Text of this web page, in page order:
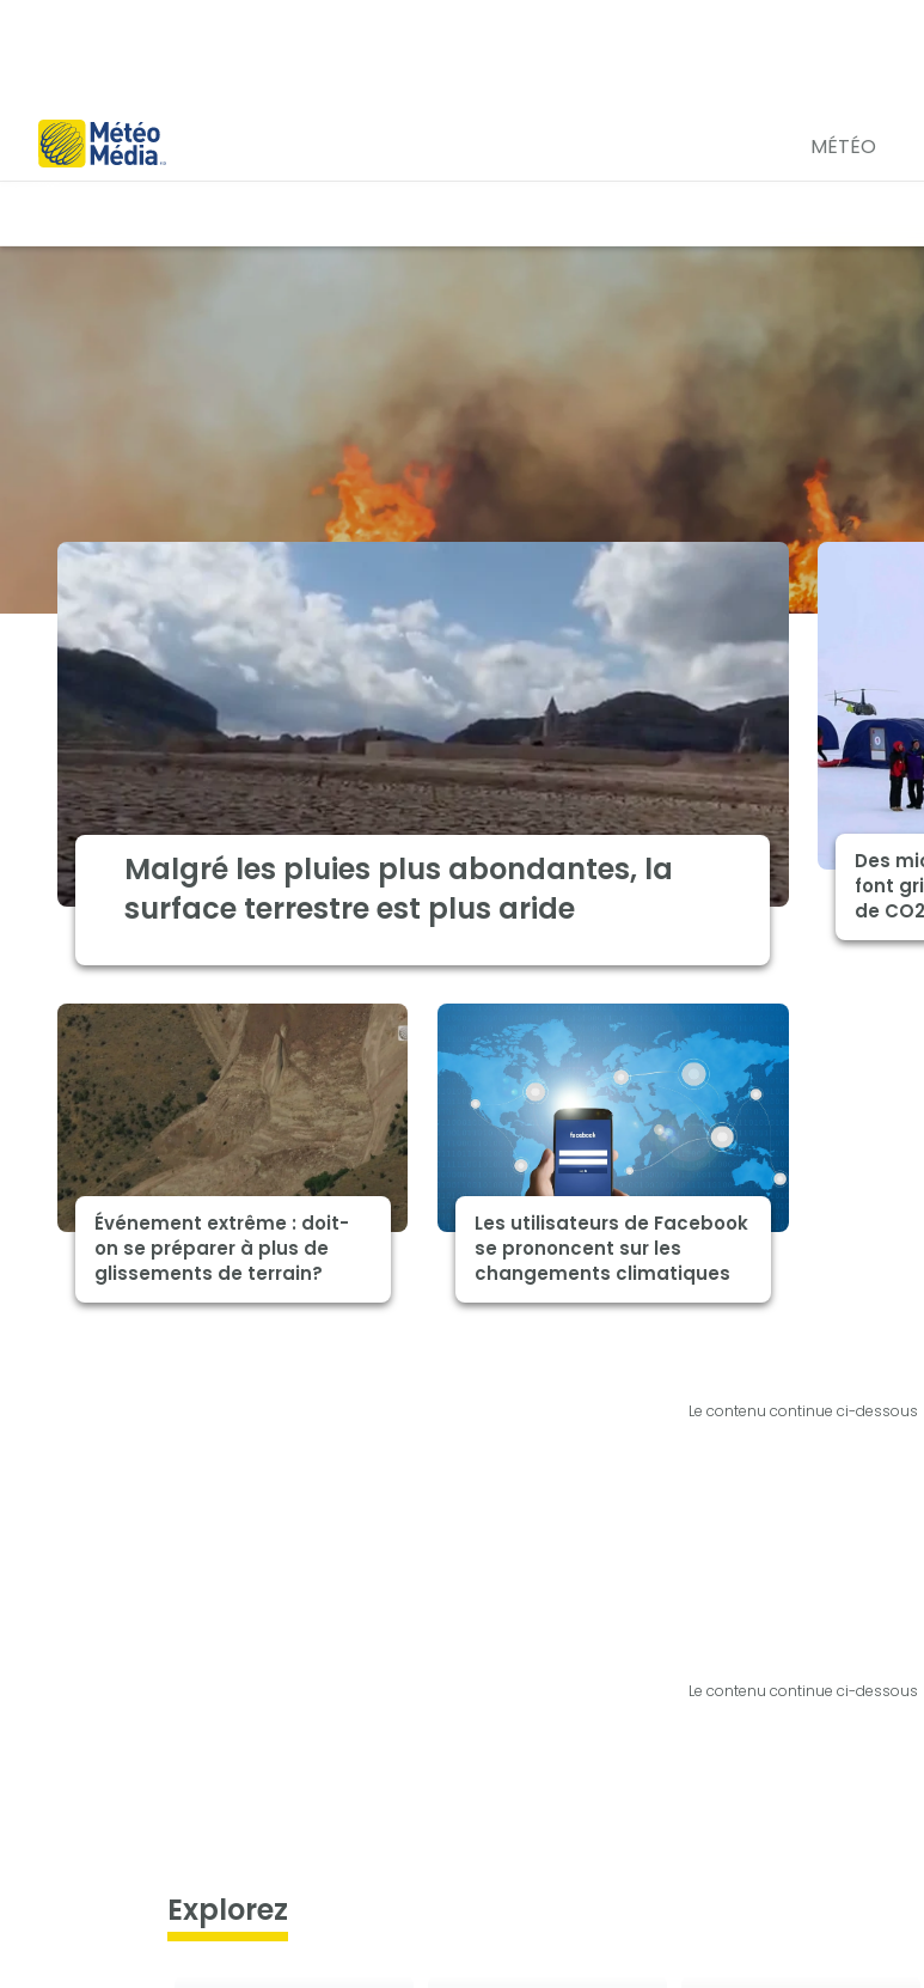
MÉTÉO
Malgré les pluies plus abondantes, la
surface terrestre est plus aride
Des
font
de CO2
Événement extrême : doit-
on se préparer à plus de
glissements de terrain?
Les utilisateurs de Facebook
se prononcent sur les
changements climatiques
Le contenu continue ci-dessous
Le contenu continue ci-dessous
Explorez